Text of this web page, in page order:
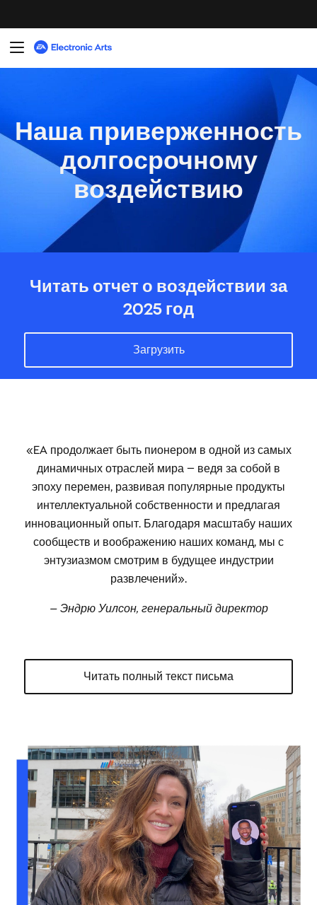
«EA продолжает быть пионером в одной из самых
динамичных отраслей мира — ведя за собой в
эпоху перемен, развивая популярные продукты
интеллектуальной собственности и предлагая
инновационный опыт. Благодаря масштабу наших
сообществ и воображению наших команд, мы с
энтузиазмом смотрим в будущее индустрии
развлечений».
— Эндрю Уилсон, генеральный директор
сообществах, сформированных вокруг
интерактивных впечатлений. Наши
креативности, используя новые технологии для
внедрения инноваций — рассказывая более
масштабные истории, предлагая более
аутентичный игровой процесс и открывая
новые способы самовыражения для игроков.
На протяжении всей нашей истории мы
оставались привержены расширению доступа к
играм — через устав «Позитивной игры»,
STEAM, которые помогают следующему
поколению приобретать навыки и уверенность,
то же время мы сосредотачены на поиске
способов работать более эффективно и
устойчиво, сокращая наше воздействие на
динамичных отраслей мира — ведя за собой в
эпоху перемен, развивая популярные продукты
интеллектуальной собственности и предлагая
инновационный опыт. Благодаря масштабу
наших сообществ и воображению наших команд,
мы с энтузиазмом смотрим в будущее
индустрии развлечений.
Спасибо, что идете с нами этим путем.
Эндрю Уилсон